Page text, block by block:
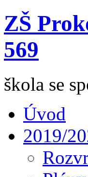
ZŠ
569
škola se
Úvod
2019/